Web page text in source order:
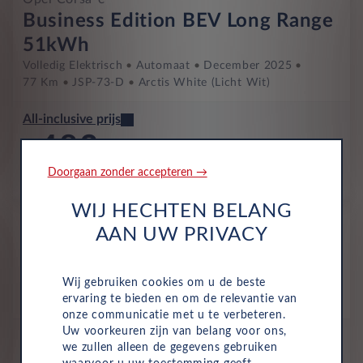
Business Edition BEV Long Range
51kWh
Volledig Elektrisch Automaat
December 2025
77 Km
JSP-73-D Arctis White (licht Wit)
All-inclusive prijs
483
p/m. incl. btw o.b.v 60 mnd en 5,000 km/j
Occasion
Opel Corsa-e
Volledig Elektrisch Automaat
Februari 2025
14,027 Km
KRB-15-S Kiss Red
All-inclusive prijs
Doorgaan zonder accepteren →
WIJ HECHTEN BELANG
AAN UW PRIVACY
Wij gebruiken cookies om u de beste
ervaring te bieden en om de relevantie van
onze communicatie met u te verbeteren.
Uw voorkeuren zijn van belang voor ons,
we zullen alleen de gegevens gebruiken